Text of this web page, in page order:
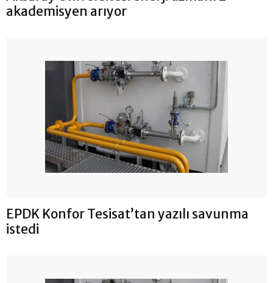
akademisyen arıyor
EPDK Konfor Tesisat’tan yazılı savunma
istedi